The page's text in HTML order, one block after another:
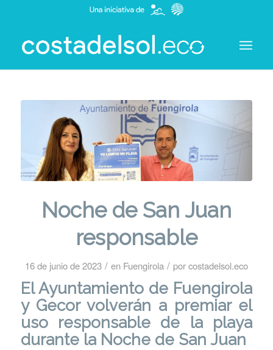
Noche de San Juan
responsable
16 de junio de 2023 / en Fuengirola / porcostadelsol.eco
El Ayuntamiento de Fuengirola
y Gecor volverán a premiar el
uso responsable de la playa
durante la Noche de San Juan